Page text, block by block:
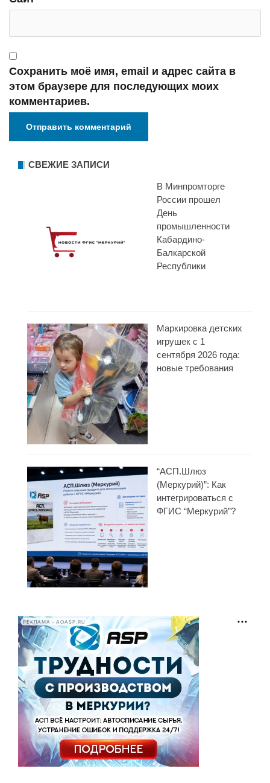
Сохранить моё имя, email и адрес сайта в
этом браузере для последующих моих
комментариев.
СВЕЖИЕ ЗАПИСИ
В Минпромторге
России прошел
День
промышленности
Кабардино-
Балкарской
Республики
Маркировка детских
игрушек с 1
сентября 2026 года:
новые требования
“АСП.Шлюз
(Меркурий)”: Как
интегрироваться с
ФГИС “Меркурий”?
РЕКЛАМА • AOASP.RU